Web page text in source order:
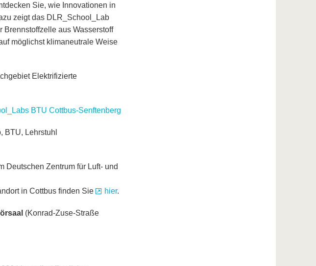
Sie, wie Innovationen in
zeigt das DLR_School_Lab
Brennstoffzelle aus Wasserstoff
möglichst klimaneutrale Weise
Elektrifizierte
BTU Cottbus-Senftenberg
, BTU, Lehrstuhl
Deutschen Zentrum für Luft- und
in Cottbus finden Sie
hier.
(Konrad-Zuse-Straße